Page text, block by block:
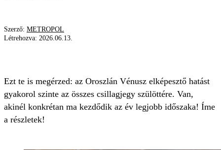
Szerző: METROPOL
Létrehozva: 2026.06.13.
Ezt te is megérzed: az Oroszlán Vénusz elképesztő hatást
gyakorol szinte az összes csillagjegy szülöttére. Van,
akinél konkrétan ma kezdődik az év legjobb időszaka! Íme
a részletek!